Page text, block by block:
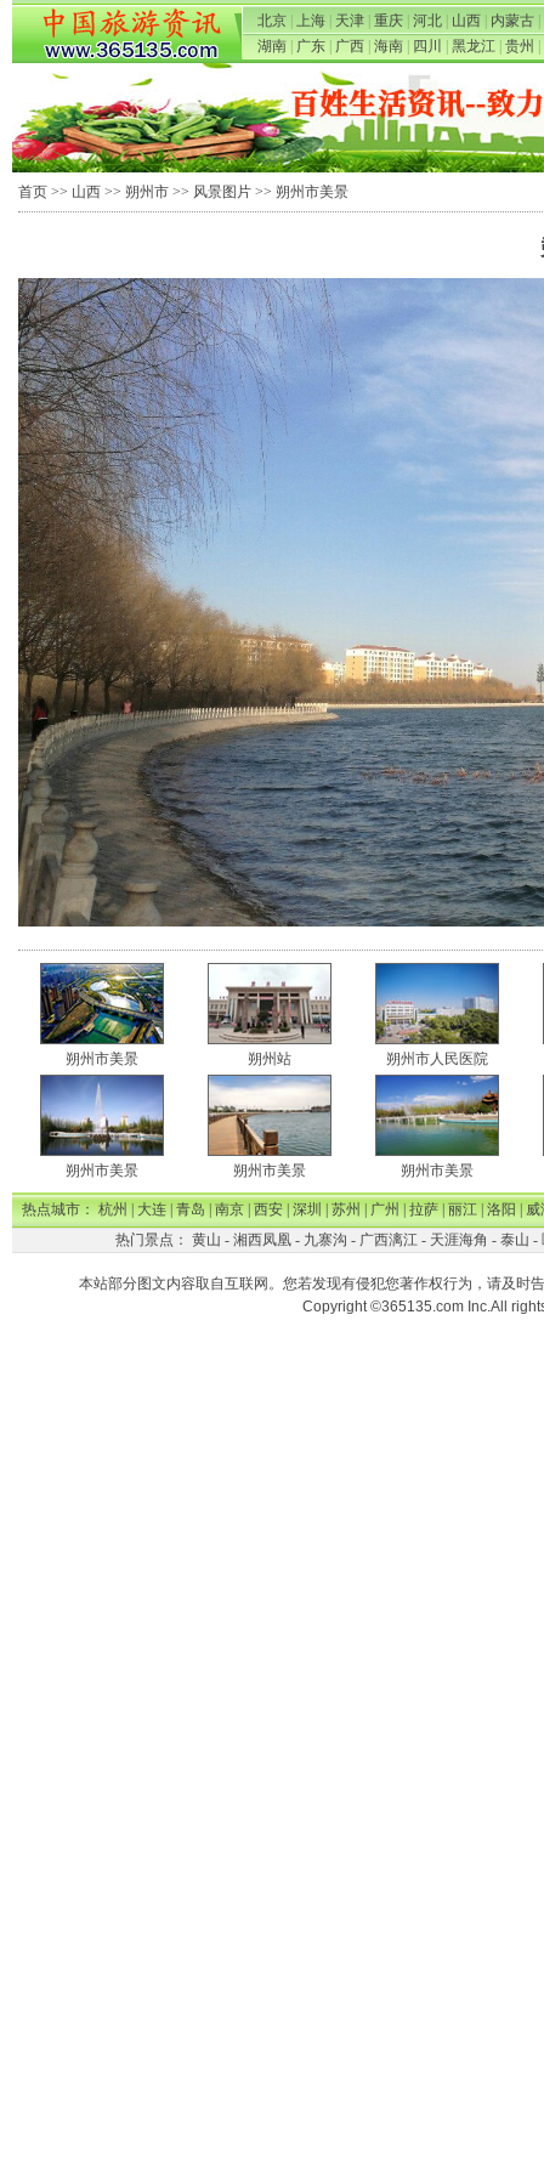
北京 上海 天津 重庆 河北 山西 内蒙古
湖南
广东 广西 海南 四川 黑龙江 贵州
首页 >> 山西 >> 朔州市 >> 风景图片 >> 朔州市美景
朔州市美景 朔州站 朔州市人民医院
朔州市美景 朔州市美景 朔州市美景
热点城市：杭州|大连|青岛|南京|西安|深圳|苏州|广州|拉萨|丽江|洛阳|威
热门景点： 黄山 - 湘西凤凰- 九寨沟 - 广西漓江- 天涯海角 - 泰山 -
本站部分图文内容取自互联网。您若发现有侵犯您著作权行为，请及时
Copyright ©365135.com Inc.All